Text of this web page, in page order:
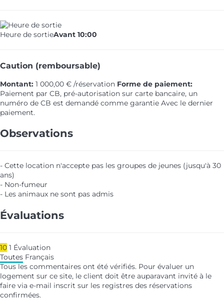
Heure de sortieAvant 10:00
Caution (remboursable)
Montant: 1 000,00 € /réservation Forme de paiement:
Paiement par CB, pré-autorisation sur carte bancaire, un
numéro de CB est demandé comme garantie Avec le dernier
paiement.
Observations
- Cette location n'accepte pas les groupes de jeunes (jusqu'à 30
ans)
- Non-fumeur
- Les animaux ne sont pas admis
Évaluations
10 1 Évaluation
Toutes Français
Tous les commentaires ont été vérifiés. Pour évaluer un
logement sur ce site, le client doit être auparavant invité à le
faire via e-mail inscrit sur les registres des réservations
confirmées.